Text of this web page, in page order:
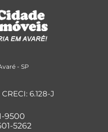
- SP
6.128-J
9500
5262